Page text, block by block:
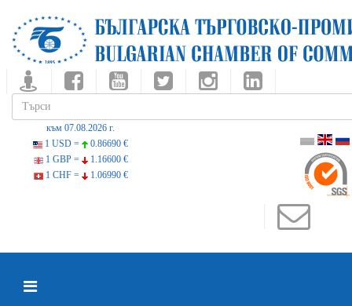
към 07.08.2026 г.
1 USD =
0.86690 €
1 GBP =
1.16600 €
1 CHF =
1.06990 €